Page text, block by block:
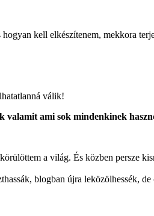
kell elkészítenem, mekkora
válik!
ami sok mindenkinek
a világ. És közben persze
blogban újra leközölhessék,